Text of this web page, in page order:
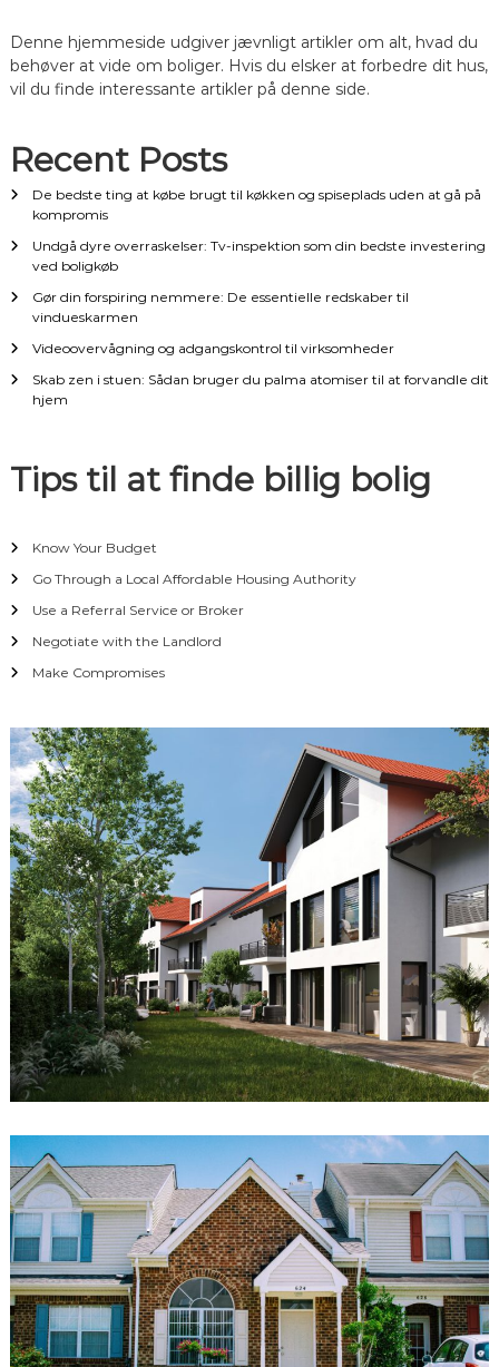
a
i
a
t
i
n
Denne hjemmeside udgiver jævnligt artikler om alt, hvad du
behøver at vide om boliger. Hvis du elsker at forbedre dit hus,
vil du finde interessante artikler på denne side.
Recent Posts
De bedste ting at købe brugt til køkken og spiseplads uden at gå på
kompromis
Undgå dyre overraskelser: Tv-inspektion som din bedste investering
ved boligkøb
Gør din forspiring nemmere: De essentielle redskaber til
vindueskarmen
Videoovervågning og adgangskontrol til virksomheder
Skab zen i stuen: Sådan bruger du palma atomiser til at forvandle dit
hjem
Tips til at finde billig bolig
Know Your Budget
Go Through a Local Affordable Housing Authority
Use a Referral Service or Broker
Negotiate with the Landlord
Make Compromises